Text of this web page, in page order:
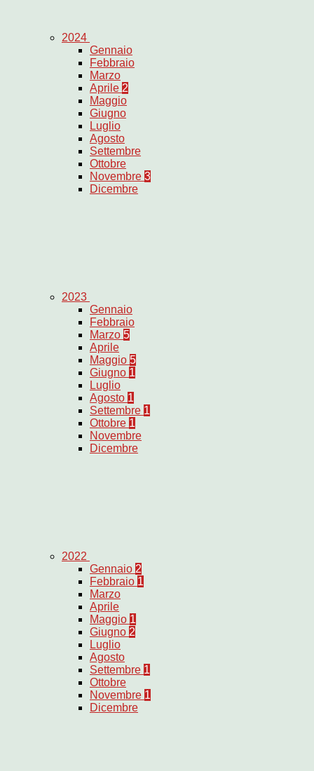
2024
Gennaio
Febbraio
Marzo
Aprile 2
Maggio
Giugno
Luglio
Agosto
Settembre
Ottobre
Novembre 3
Dicembre
2023
Gennaio
Febbraio
Marzo 5
Aprile
Maggio 5
Giugno 1
Luglio
Agosto 1
Settembre 1
Ottobre 1
Novembre
Dicembre
2022
Gennaio 2
Febbraio 1
Marzo
Aprile
Maggio 1
Giugno 2
Luglio
Agosto
Settembre 1
Ottobre
Novembre 1
Dicembre